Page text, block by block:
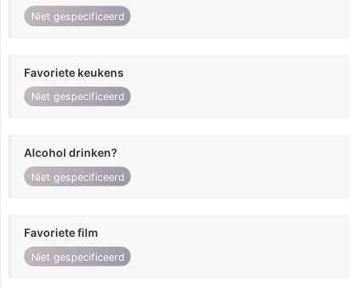
Niet gespecificeerd
Favoriete keukens
Niet gespecificeerd
Alcohol drinken?
Niet gespecificeerd
Favoriete film
Niet gespecificeerd